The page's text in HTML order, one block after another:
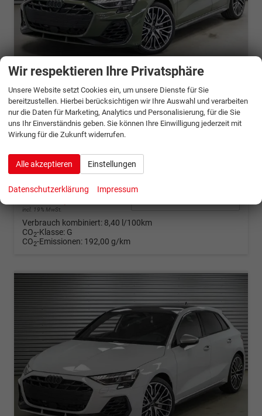
ab 964,– € mtl.
Audi S3 Sportback
2,0 TFSI quattro S-tronic -LAG.
Gebrauchtwagen
Kraftstoff Benzin Außenfarbe
Leistung
245 kW (333 PS)
48.679,– €
incl. 19% MwSt.
Verbrauch kombiniert: 8,40 l/100km
CO2-Klasse: G
CO2-Emissionen: 192,00 g/km
Wir respektieren Ihre Privatsphäre
Unsere Website setzt Cookies ein, um unsere Dienste für Sie
bereitzustellen. Hierbei berücksichtigen wir Ihre Auswahl und verarbeiten
nur die Daten für Marketing, Analytics und Personalisierung, für die Sie
uns Ihr Einverständnis geben. Sie können Ihre Einwilligung jederzeit mit
Wirkung für die Zukunft widerrufen.
Alle akzeptieren Einstellungen
Datenschutzerklärung Impressum